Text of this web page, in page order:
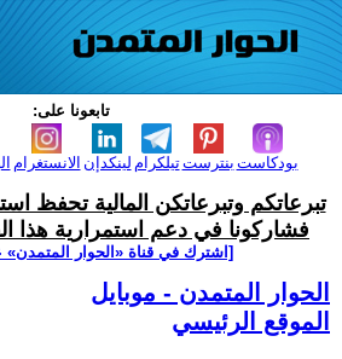
تابعونا على:
الانستغرام لينكدإن تيلكرامبنترست بودكاست
تبرعاتكم وتبرعاتكن المالية تحفظ
فشاركونا في دعم استمرارية هذا
[اشترك في قناة ‫«الحوار المتمدن»
الحوار المتمدن - موبايل
الموقع الرئيسي